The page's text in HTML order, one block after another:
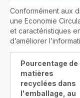
Conformément aux
une Economie
et caractéristiques
d’améliorer
Pourcentage de
matières
recyclées dans
l'emballage, au